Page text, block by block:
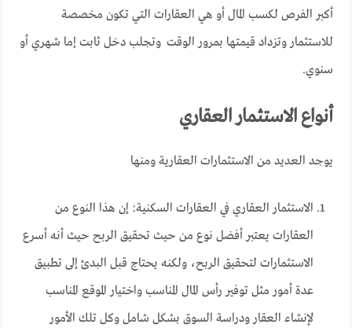
أكبر الفرص لكسب المال أو هي العقارات التي تكون مخصصة
للاستثمار وتزداد قيمتها بمرور الوقت وتجلب دخل ثابت إما شهري أو
سنوي.
أنواع الاستثمار العقاري
يوجد العديد من الاستثمارات العقارية ومنها
الاستثمار العقاري في العقارات السكنية: إن هذا النوع من
العقارات يعتبر أفضل نوع من حيث تحقيق الربح حيث أنه أسرع
الاستثمارات لتحقيق الربح، ولكنه يحتاج قبل البدئ إلى تطبيق
عدة أمور مثل توفير رأس المال المناسب واختيار الموقع المناسب
لإنشاء العقار ودراسة السوق بشكل شامل وكل تلك الأمور